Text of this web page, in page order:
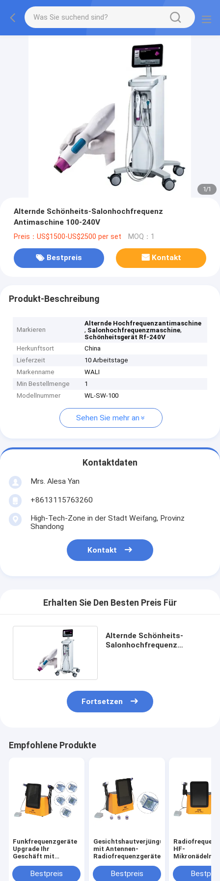
1/1
Alternde Schönheits-Salonhochfrequenz
Antimaschine 100-240V
Preis：US$1500-US$2500 per set MOQ：1
Bestpreis Kontakt
Produkt-Beschreibung
Markieren
Alternde Hochfrequenzantimaschine
, Salonhochfrequenzmaschine,
Schönheitsgerät Rf-240V
Herkunftsort
China
Lieferzeit
10 Arbeitstage
Markenname
WALI
Min Bestellmenge
1
Modellnummer
WL-SW-100
Sehen Sie mehr an
Kontaktdaten
Mrs. Alesa Yan
+8613115763260
High-Tech-Zone in der Stadt Weifang, Provinz
Shandong
Kontakt
Erhalten Sie Den Besten Preis Für
Alternde Schönheits-
Salonhochfrequenz
Fortsetzen
Empfohlene Produkte
Funkfrequenzgeräte
Upgrade Ihr
Geschäft mit
Intensitätsbereich 1-
400mj 110V/220V
Bestpreis
Gesichtshautverjüngung
mit Antennen-
Radiofrequenzgeräten
Bestpreis
HF-
Frequenz und
Frequenz